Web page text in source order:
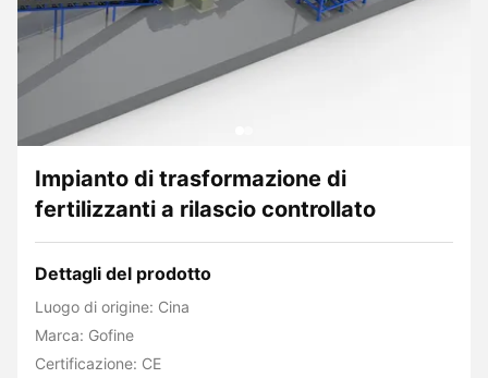
Impianto di trasformazione di
fertilizzanti a rilascio controllato
Dettagli del prodotto
Luogo di origine: Cina
Marca: Gofine
Certificazione: CE